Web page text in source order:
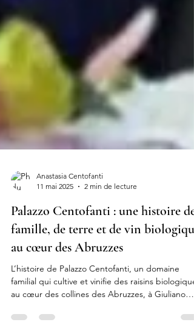
11 mai 2025
2 min de lecture
Palazzo Centofanti : une histoire de
famille, de terre et de vin biologique
au cœur des Abruzzes
L’histoire de Palazzo Centofanti, un domaine
au cœur des collines des Abruzzes, à Giuliano